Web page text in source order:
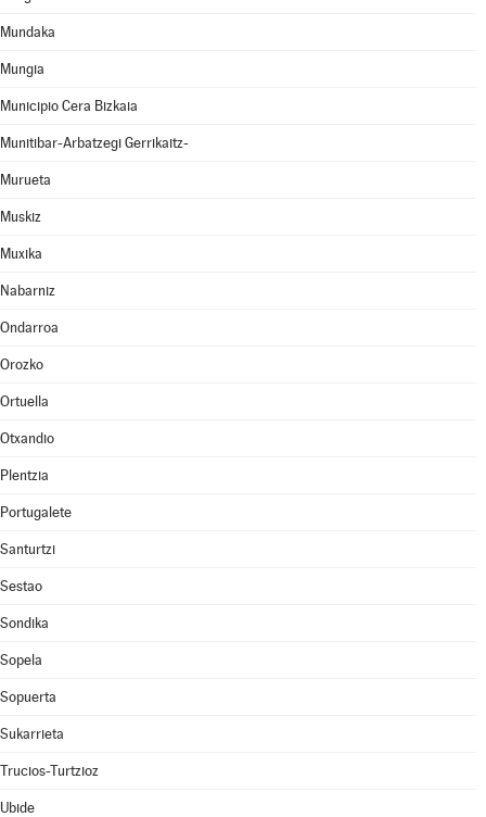
Mundaka
Mungia
Municipio Cera Bizkaia
Munitibar-Arbatzegi Gerrikaitz-
Murueta
Muskiz
Muxika
Nabarniz
Ondarroa
Orozko
Ortuella
Otxandio
Plentzia
Portugalete
Santurtzi
Sestao
Sondika
Sopela
Sopuerta
Sukarrieta
Trucios-Turtzioz
Ubide